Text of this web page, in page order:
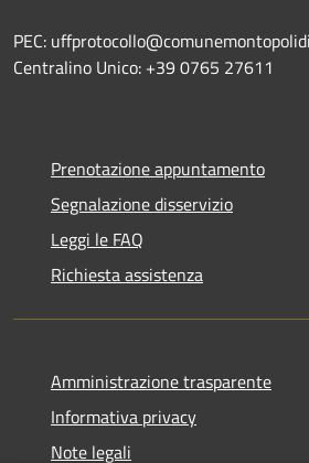
PEC:
Centralino Unico: +39 0765 27611
Prenotazione appuntamento
Segnalazione disservizio
Leggi le FAQ
Richiesta assistenza
Amministrazione trasparente
Informativa privacy
Note legali